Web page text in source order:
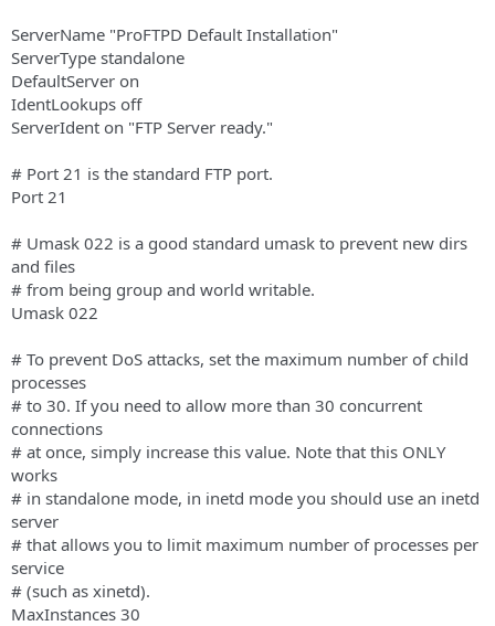
ServerName "ProFTPD Default Installation"
ServerType standalone
DefaultServer on
IdentLookups off
ServerIdent on "FTP Server ready."
# Port 21 is the standard FTP port.
Port 21
# Umask 022 is a good standard umask to prevent new dirs
and files
# from being group and world writable.
Umask 022
# To prevent DoS attacks, set the maximum number of child
processes
# to 30. If you need to allow more than 30 concurrent
connections
# at once, simply increase this value. Note that this ONLY
works
# in standalone mode, in inetd mode you should use an inetd
server
# that allows you to limit maximum number of processes per
service
# (such as xinetd).
MaxInstances 30